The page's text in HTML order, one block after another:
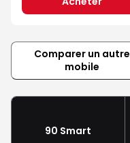
Comparer un autre
mobile
90 Smart